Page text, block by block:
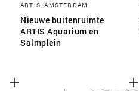
ARTIS, AMSTERDAM
Nieuwe buitenruimte
ARTIS Aquarium en
Salmplein